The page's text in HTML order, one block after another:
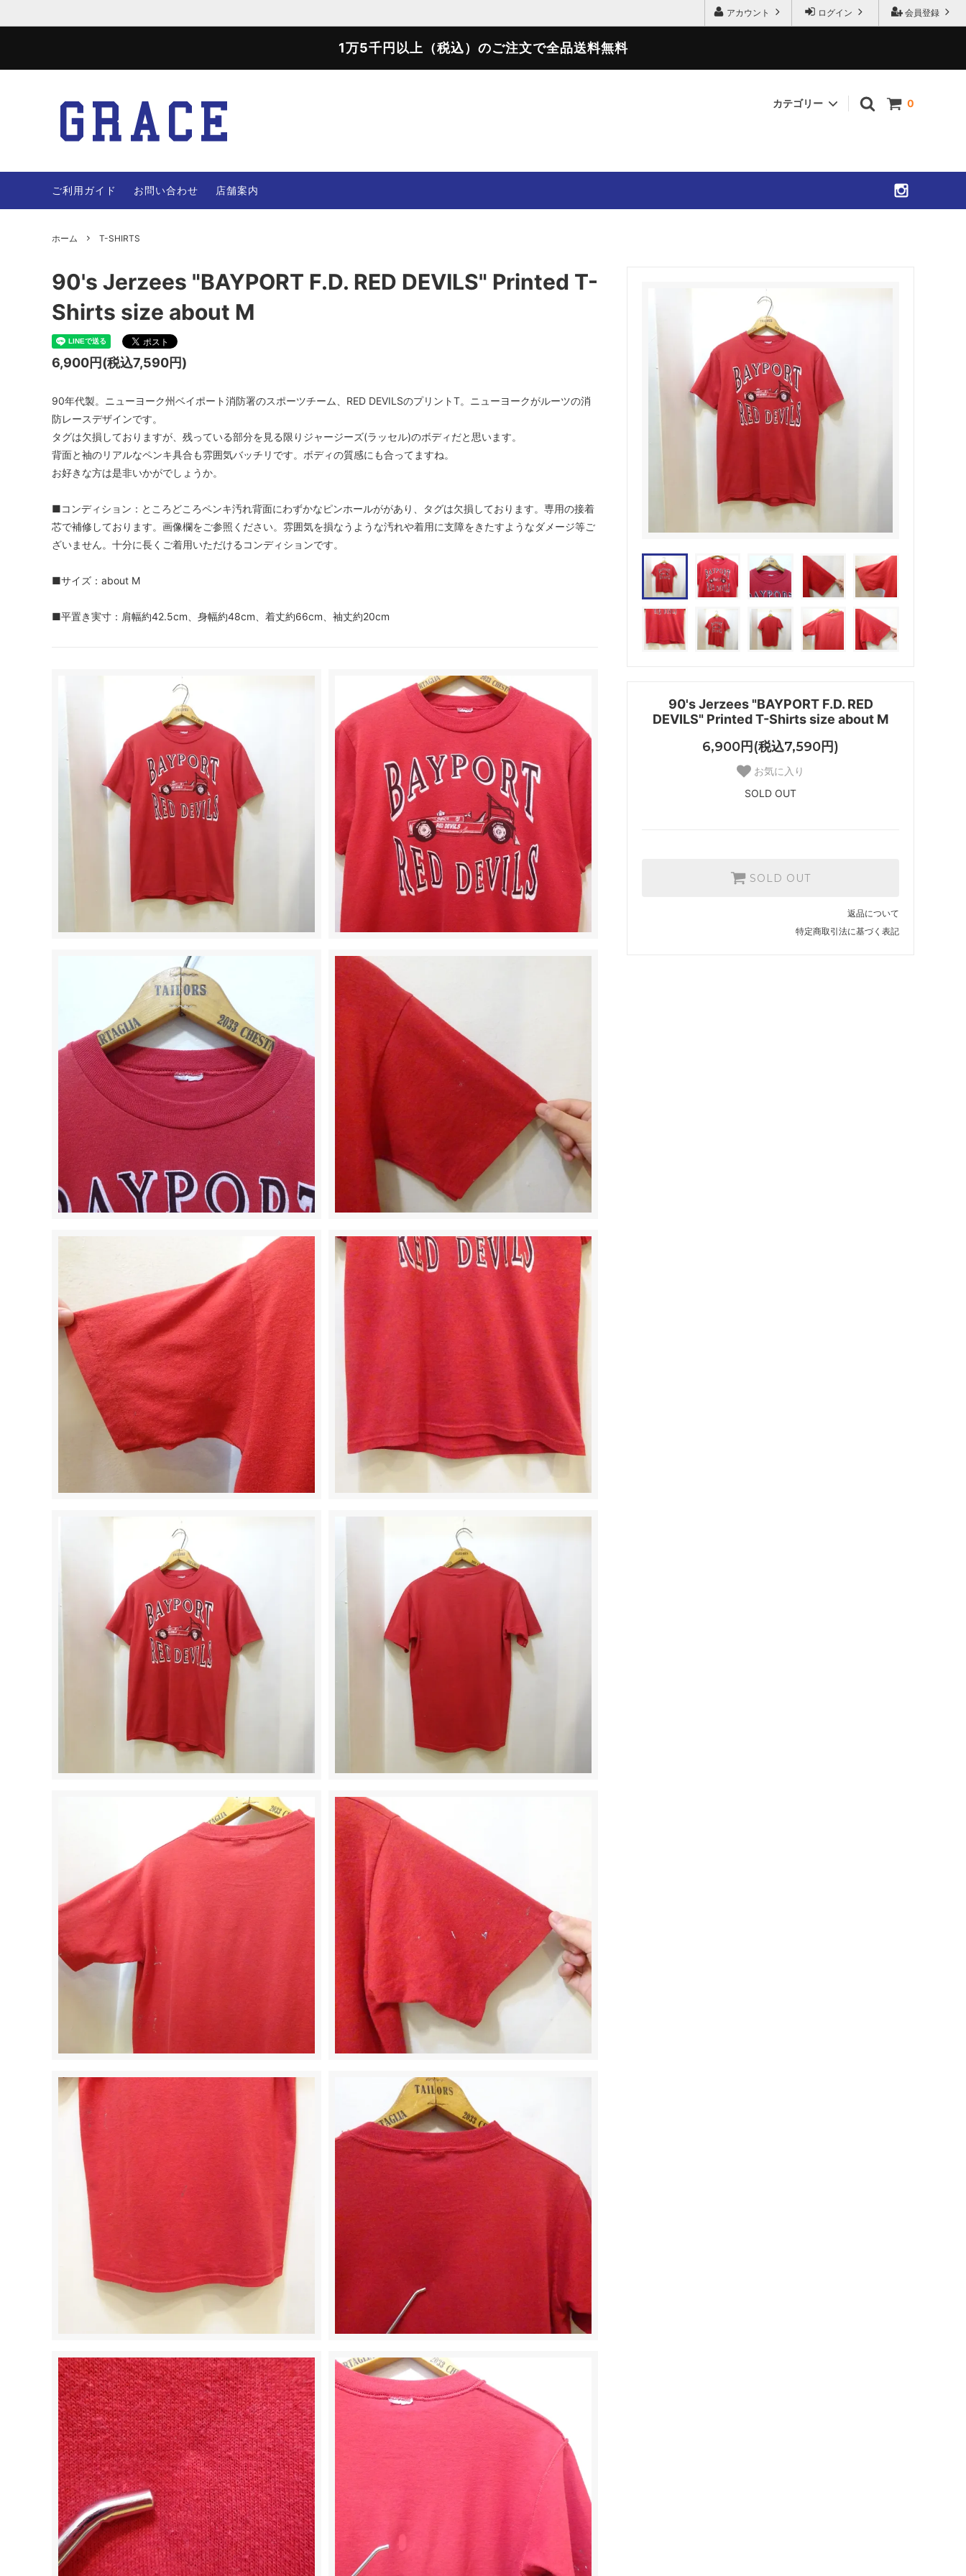
会員登録
ログイン
アカウント
1万5千円以上（税込）のご注文で全品送料無料
0
カテゴリー
OTHERS BAG SHOES SOLD OUT
ご利用ガイド お問い合わせ 店舗案内
ホーム T-SHIRTS
90's Jerzees "BAYPORT F.D. RED
DEVILS" Printed T-Shirts size about M
6,900円(税込7,590円)
お気に入り
SOLD OUT
SOLD OUT
返品について
特定商取引法に基づく表記
90's Jerzees "BAYPORT F.D. RED DEVILS" Printed T-
Shirts size about M
6,900円(税込7,590円)
90年代製。ニューヨーク州ベイポート消防署のスポーツチーム、RED DEVILSのプリントT。ニューヨークがルーツの消
防レースデザインです。
タグは欠損しておりますが、残っている部分を見る限りジャージーズ(ラッセル)のボディだと思います。
背面と袖のリアルなペンキ具合も雰囲気バッチリです。ボディの質感にも合ってますね。
お好きな方は是非いかがでしょうか。
■コンディション：ところどころペンキ汚れ背面にわずかなピンホールががあり、タグは欠損しております。専用の接着
芯で補修しております。画像欄をご参照ください。雰囲気を損なうような汚れや着用に支障をきたすようなダメージ等ご
ざいません。十分に長くご着用いただけるコンディションです。
■サイズ：about M
■平置き実寸：肩幅約42.5cm、身幅約48cm、着丈約66cm、袖丈約20cm